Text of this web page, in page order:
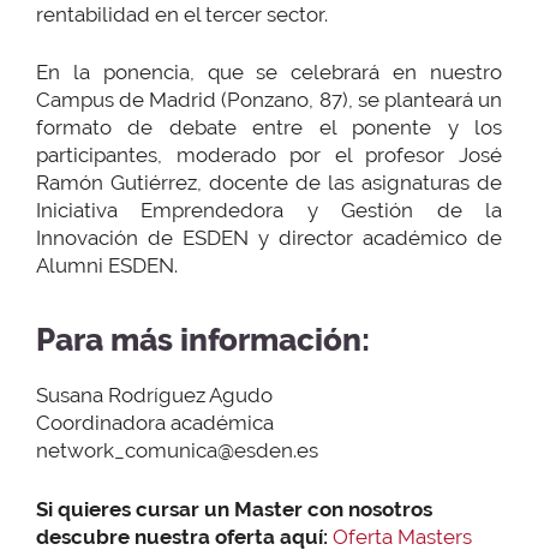
rentabilidad en el tercer sector.
En la ponencia, que se celebrará en nuestro
Campus de Madrid (Ponzano, 87), se planteará un
formato de debate entre el ponente y los
participantes, moderado por el profesor José
Ramón Gutiérrez, docente de las asignaturas de
Iniciativa Emprendedora y Gestión de la
Innovación de ESDEN y director académico de
Alumni ESDEN.
Para más información:
Susana Rodríguez Agudo
Coordinadora académica
network_comunica@esden.es
Si quieres cursar un Master con nosotros
descubre nuestra oferta aquí: Oferta Masters